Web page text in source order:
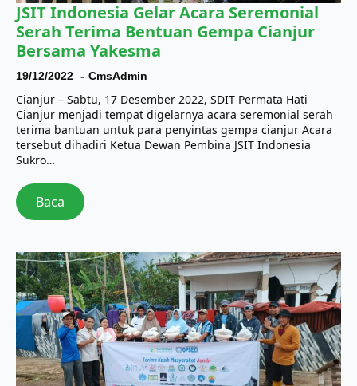
JSIT Indonesia Gelar Acara Seremonial
Serah Terima Bentuan Gempa Cianjur
Bersama Yakesma
19/12/2022 CmsAdmin
Cianjur – Sabtu, 17 Desember 2022, SDIT Permata Hati
Cianjur menjadi tempat digelarnya acara seremonial serah
terima bantuan untuk para penyintas gempa cianjur Acara
tersebut dihadiri Ketua Dewan Pembina JSIT Indonesia
Sukro…
Baca